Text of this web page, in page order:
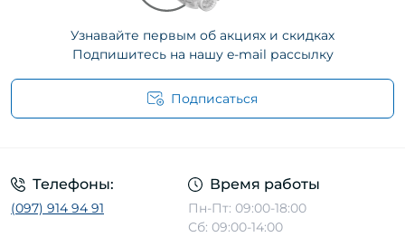
Узнавайте первым об акциях и скидках
Подпишитесь на нашу e-mail рассылку
Подписаться
Телефоны:
(097) 914 94 91
Время работы
Пн-Пт: 09:00-18:00
Сб: 09:00-14:00